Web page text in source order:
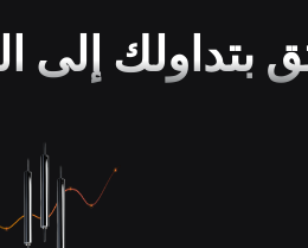
بتداولك إلى